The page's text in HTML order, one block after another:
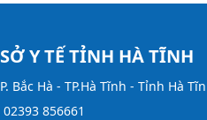
SỞ Y TẾ TỈNH HÀ TĨNH
Bắc Hà - TP.Hà Tĩnh - Tỉnh Hà
02393 856661